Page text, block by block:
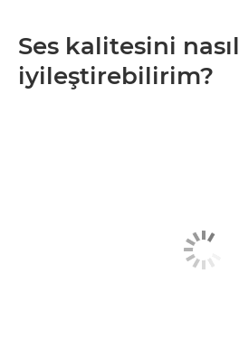
Ses kalitesini nasıl
iyileştirebilirim?